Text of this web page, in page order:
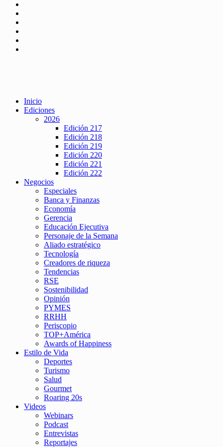
Inicio
Ediciones
2026
Edición 217
Edición 218
Edición 219
Edición 220
Edición 221
Edición 222
Negocios
Especiales
Banca y Finanzas
Economía
Gerencia
Educación Ejecutiva
Personaje de la Semana
Aliado estratégico
Tecnología
Creadores de riqueza
Tendencias
RSE
Sostenibilidad
Opinión
PYMES
RRHH
Periscopio
TOP+América
Awards of Happiness
Estilo de Vida
Deportes
Turismo
Salud
Gourmet
Roaring 20s
Videos
Webinars
Podcast
Entrevistas
Reportajes